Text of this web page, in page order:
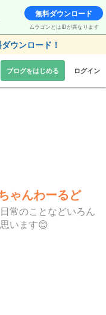
無料ダウンロード
ムラゴンとはIDが異なります
ウンロード！
ブログをはじめる ログイン
ゃんわーるど
常のことなどいろん
います😊